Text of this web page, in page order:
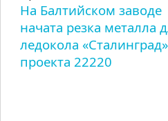
На Балтийском заводе
начата резка металла
ледокола «Сталинград»
проекта 22220